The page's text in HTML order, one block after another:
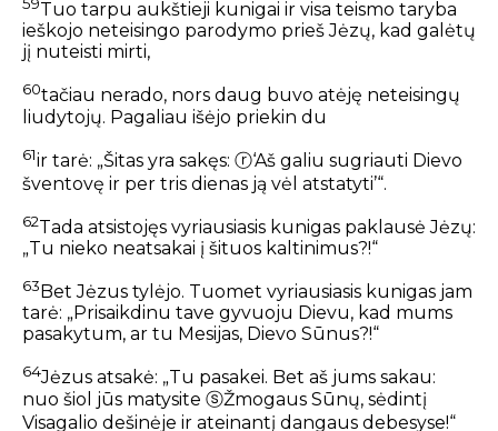
Tuo tarpu aukštieji kunigai ir visa teismo taryba
ieškojo neteisingo parodymo prieš Jėzų, kad galėtų
jį nuteisti mirti,
60tačiau nerado, nors daug buvo atėję neteisingų
liudytojų. Pagaliau išėjo priekin du
61ir tarė: „Šitas yra sakęs: ⓡ‘Aš galiu sugriauti Dievo
šventovę ir per tris dienas ją vėl atstatyti’“.
62Tada atsistojęs vyriausiasis kunigas paklausė Jėzų:
„Tu nieko neatsakai į šituos kaltinimus?!“
63 Bet Jėzus tylėjo. Tuomet vyriausiasis kunigas jam
tarė: „Prisaikdinu tave gyvuoju Dievu, kad mums
pasakytum, ar tu Mesijas, Dievo Sūnus?!“
64Jėzus atsakė: „Tu pasakei. Bet aš jums sakau:
nuo šiol jūs matysite ⓢŽmogaus Sūnų, sėdintį
Visagalio dešinėje ir ateinantį dangaus debesyse!“